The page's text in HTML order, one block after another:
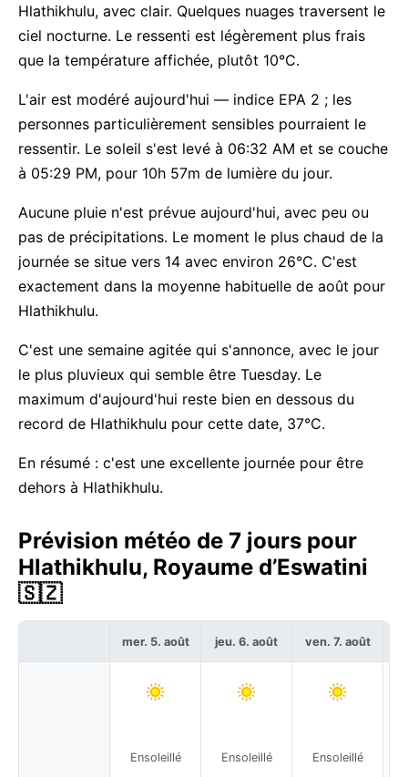
Hlathikhulu, avec clair. Quelques nuages traversent le
ciel nocturne. Le ressenti est légèrement plus frais
que la température affichée, plutôt 10°C.
L'air est modéré aujourd'hui — indice EPA 2 ; les
personnes particulièrement sensibles pourraient le
ressentir. Le soleil s'est levé à 06:32 AM et se couche
à 05:29 PM, pour 10h 57m de lumière du jour.
Aucune pluie n'est prévue aujourd'hui, avec peu ou
pas de précipitations. Le moment le plus chaud de la
journée se situe vers 14 avec environ 26°C. C'est
exactement dans la moyenne habituelle de août pour
Hlathikhulu.
C'est une semaine agitée qui s'annonce, avec le jour
le plus pluvieux qui semble être Tuesday. Le
maximum d'aujourd'hui reste bien en dessous du
record de Hlathikhulu pour cette date, 37°C.
En résumé : c'est une excellente journée pour être
dehors à Hlathikhulu.
Prévision météo de 7 jours pour
Hlathikhulu, Royaume d’Eswatini
🇸🇿
mer. 5. août
Ensoleillé
jeu. 6. août
Ensoleillé
ven. 7. août
Ensoleillé